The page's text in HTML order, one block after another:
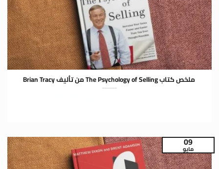
ملخص كتاب The Psychology of Selling من تأليف Brian Tracy
09
مايو